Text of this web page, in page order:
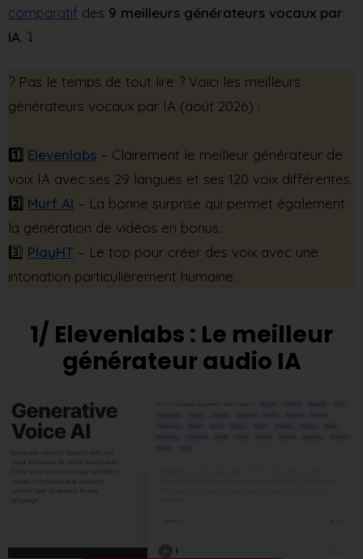
comparatif des 9 meilleurs générateurs vocaux par
IA. ⤵️
?️ Pas le temps de tout lire ? Voici les meilleurs
générateurs vocaux par IA (août 2026) :
1️⃣ Elevenlabs – Clairement le meilleur générateur de
voix IA avec ses 29 langues et ses 120 voix différentes.
2️⃣ Murf AI – La bonne surprise qui permet également
la génération de vidéos en bonus.
3️⃣ PlayHT – Le top pour créer des voix avec une
intonation particulièrement humaine.
1/ Elevenlabs : Le meilleur
générateur audio IA